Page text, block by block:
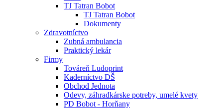
TJ Tatran Bobot
TJ Tatran Bobot
Dokumenty
Zdravotníctvo
Zubná ambulancia
Praktický lekár
Firmy
Továreň Ludoprint
Kaderníctvo DŠ
Obchod Jednota
Odevy, záhradkárske potreby, umelé kvety
PD Bobot - Horňany